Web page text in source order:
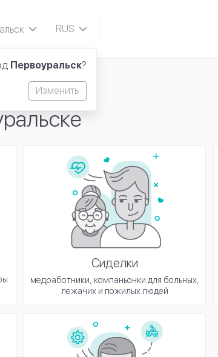
RUS
Сиделки
медработники, компаньонки для больных,
лежачих и пожилых людей
Первоуральск?
Изменить